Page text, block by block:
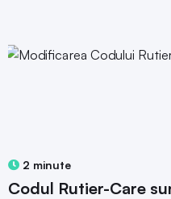
2 minute
Codul Rutier-Care